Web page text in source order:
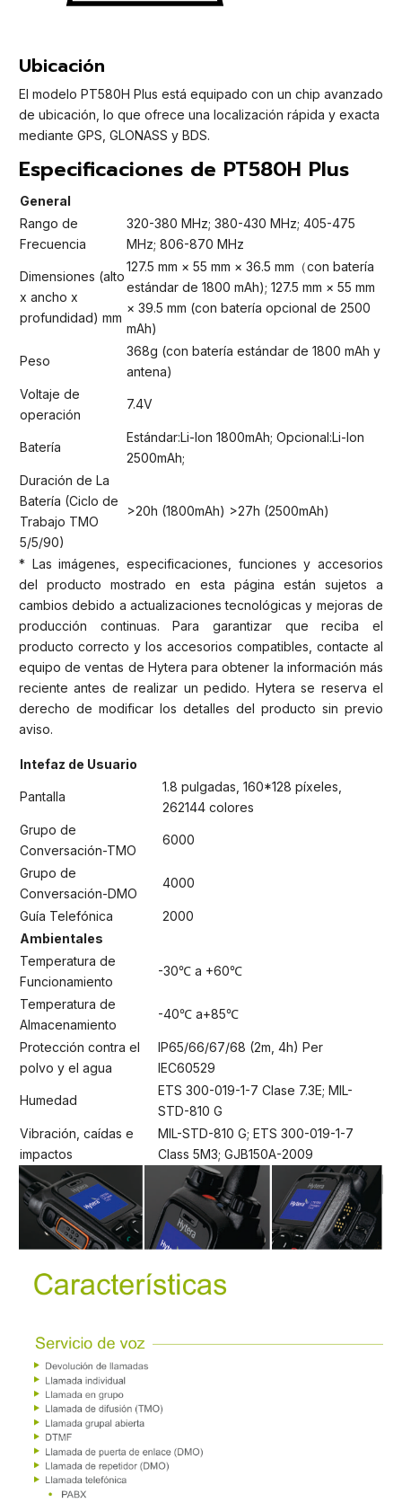
Ubicación
El modelo PT580H Plus está equipado con un chip avanzado
de ubicación, lo que ofrece una localización rápida y exacta
mediante GPS, GLONASS y BDS.
Especificaciones de PT580H Plus
General
Rango de
Frecuencia
320-380 MHz; 380-430 MHz; 405-475
MHz; 806-870 MHz
Dimensiones (alto
x ancho x
profundidad) mm
127.5 mm × 55 mm × 36.5 mm（con batería
estándar de 1800 mAh); 127.5 mm × 55 mm
× 39.5 mm (con batería opcional de 2500
mAh)
Peso
368g (con batería estándar de 1800 mAh y
antena)
Voltaje de
operación
7.4V
Batería
Estándar:Li-Ion 1800mAh; Opcional:Li-Ion
2500mAh;
Duración de La
Batería (Ciclo de
Trabajo TMO
5/5/90)
>20h (1800mAh) >27h (2500mAh)
* Las imágenes, especificaciones, funciones y accesorios
del producto mostrado en esta página están sujetos a
cambios debido a actualizaciones tecnológicas y mejoras de
producción continuas. Para garantizar que reciba el
producto correcto y los accesorios compatibles, contacte al
equipo de ventas de Hytera para obtener la información más
reciente antes de realizar un pedido. Hytera se reserva el
derecho de modificar los detalles del producto sin previo
aviso.
Intefaz de Usuario
Pantalla
1.8 pulgadas, 160*128 píxeles,
262144 colores
Grupo de
Conversación-TMO
6000
Grupo de
Conversación-DMO
4000
Guía Telefónica
2000
Ambientales
Temperatura de
Funcionamiento
-30℃ a +60℃
Temperatura de
Almacenamiento
-40℃ a+85℃
Protección contra el
polvo y el agua
IP65/66/67/68 (2m, 4h) Per
IEC60529
Humedad
ETS 300-019-1-7 Clase 7.3E; MIL-
STD-810 G
Vibración, caídas e
impactos
MIL-STD-810 G; ETS 300-019-1-7
Class 5M3; GJB150A-2009